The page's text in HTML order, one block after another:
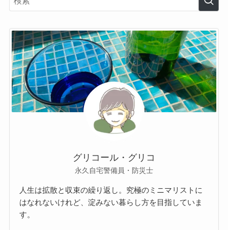
グリコール・グリコ
永久自宅警備員・防災士
人生は拡散と収束の繰り返し。究極のミニマリストに
はなれないけれど、淀みない暮らし方を目指していま
す。